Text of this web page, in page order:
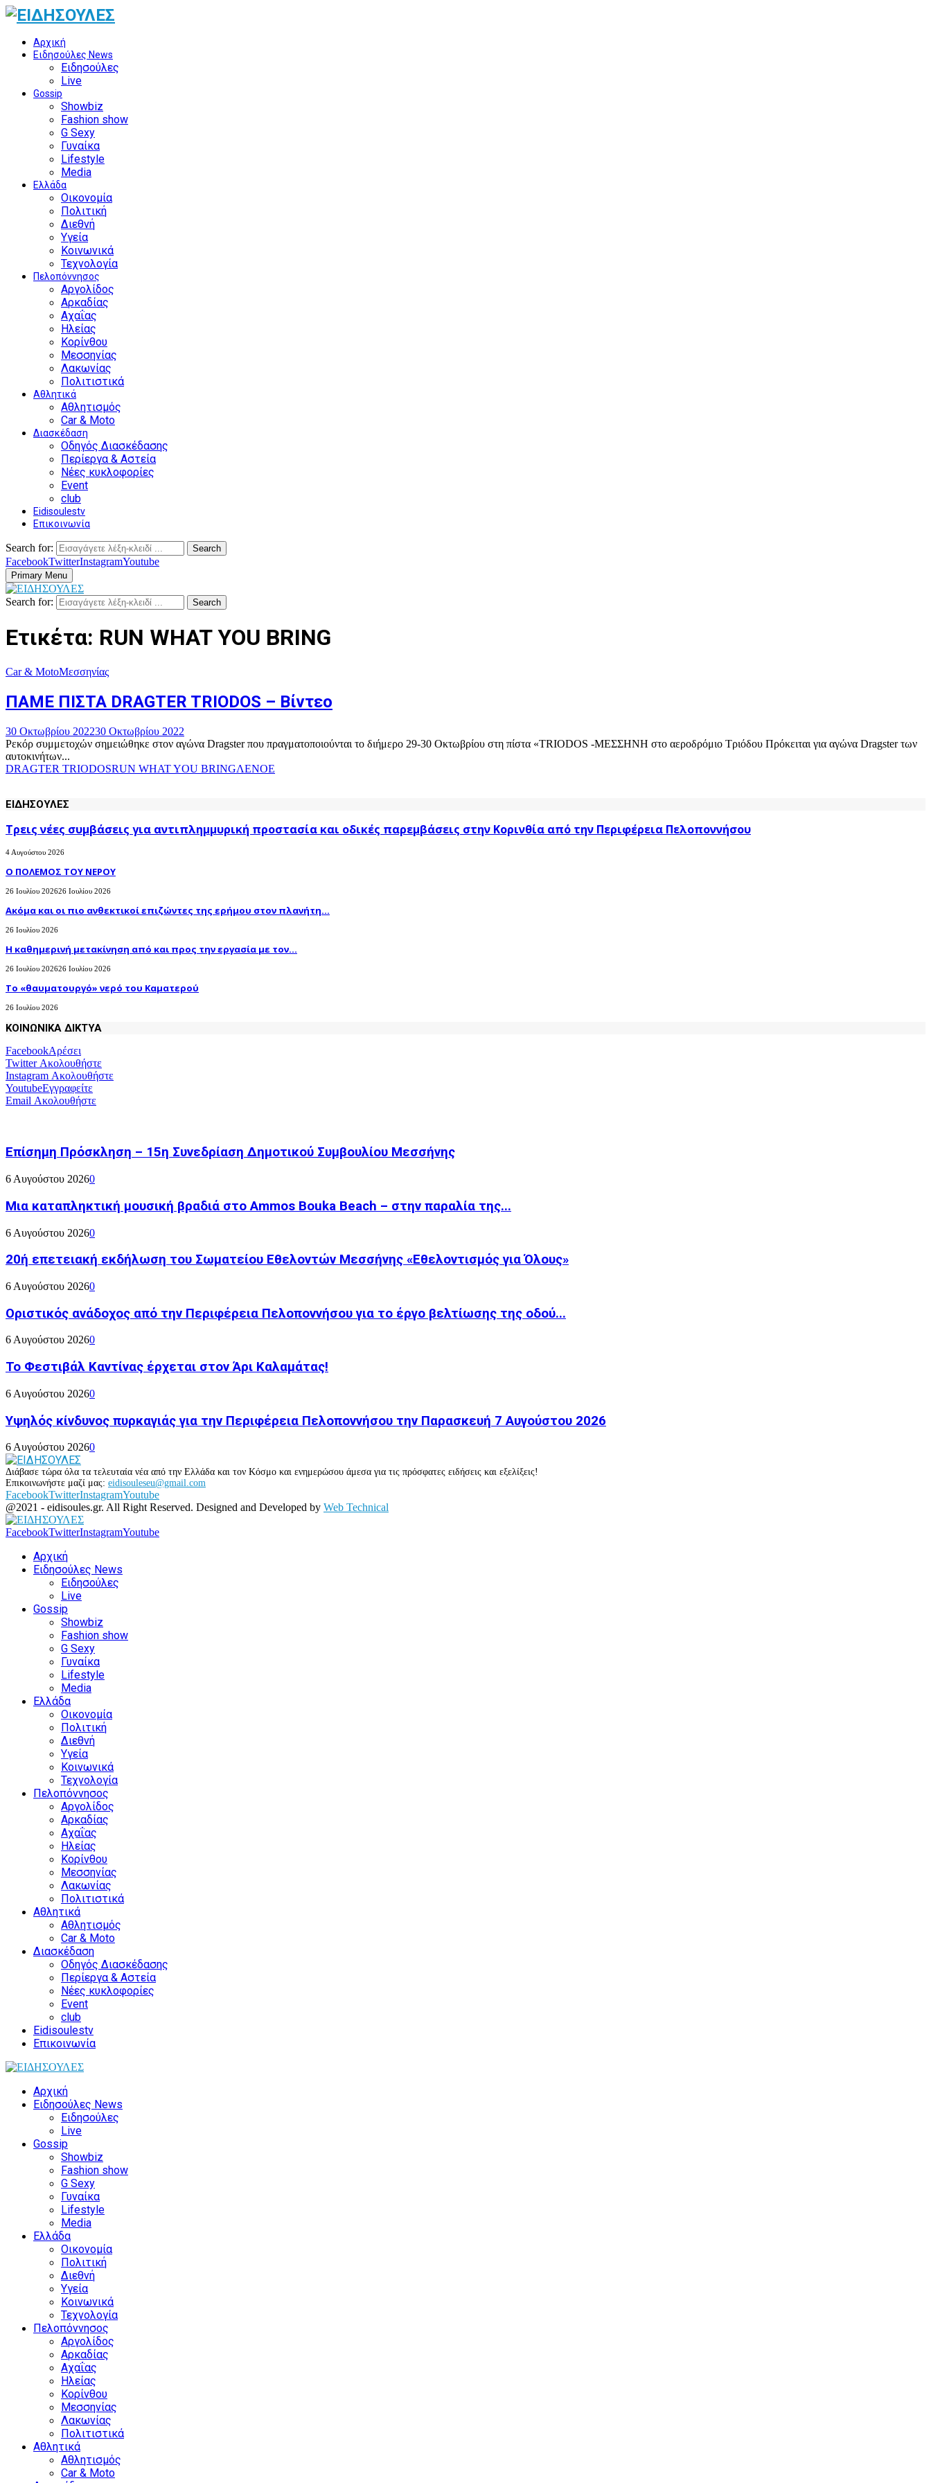
Αρχική
Ειδησούλες News
Ειδησούλες
Live
Gossip
Showbiz
Fashion show
G Sexy
Γυναίκα
Lifestyle
Media
Ελλάδα
Οικονομία
Πολιτική
Διεθνή
Υγεία
Κοινωνικά
Τεχνολογία
Πελοπόννησος
Αργολίδος
Αρκαδίας
Αχαΐας
Ηλείας
Κορίνθου
Μεσσηνίας
Λακωνίας
Πολιτιστικά
Αθλητικά
Αθλητισμός
Car & Moto
Διασκέδαση
Οδηγός Διασκέδασης
Περίεργα & Αστεία
Νέες κυκλοφορίες
Event
club
Eidisoulestv
Επικοινωνία
Search for: Search
FacebookTwitterInstagramYoutube
Primary Menu
Search for: Search
Ετικέτα: RUN WHAT YOU BRING
Car & MotoΜεσσηνίας
ΠΑΜΕ ΠΙΣΤΑ DRAGTER TRIODOS – Βίντεο
30 Οκτωβρίου 202230 Οκτωβρίου 2022
Ρεκόρ συμμετοχών σημειώθηκε στον αγώνα Dragster που πραγματοποιούνται το διήμερο 29-30 Οκτωβρίου στη πίστα «TRIODOS -ΜΕΣΣΗΝΗ στο αεροδρόμιο Τριόδου Πρόκειται για αγώνα Dragster των
αυτοκινήτων...
DRAGTER TRIODOSRUN WHAT YOU BRINGΛΕΝΟΕ
ΕΙΔΗΣΟΥΛΕΣ
Τρεις νέες συμβάσεις για αντιπλημμυρική προστασία και οδικές παρεμβάσεις στην Κορινθία από την Περιφέρεια Πελοποννήσου
4 Αυγούστου 2026
Ο ΠΟΛΕΜΟΣ ΤΟΥ ΝΕΡΟΥ
26 Ιουλίου 202626 Ιουλίου 2026
Ακόμα και οι πιο ανθεκτικοί επιζώντες της ερήμου στον πλανήτη...
26 Ιουλίου 2026
H καθημερινή μετακίνηση από και προς την εργασία με τον...
26 Ιουλίου 202626 Ιουλίου 2026
Το «θαυματουργό» νερό του Καματερού
26 Ιουλίου 2026
ΚΟΙΝΩΝΙΚΑ ΔΙΚΤΥΑ
FacebookΑρέσει
TwitterΑκολουθήστε
Instagram Ακολουθήστε
YoutubeΕγγραφείτε
Email Ακολουθήστε
Επίσημη Πρόσκληση – 15η Συνεδρίαση Δημοτικού Συμβουλίου Μεσσήνης
6 Αυγούστου 20260
Μια καταπληκτική μουσική βραδιά στο Ammos Bouka Beach – στην παραλία της...
6 Αυγούστου 20260
20ή επετειακή εκδήλωση του Σωματείου Εθελοντών Μεσσήνης «Εθελοντισμός για Όλους»
6 Αυγούστου 20260
Οριστικός ανάδοχος από την Περιφέρεια Πελοποννήσου για το έργο βελτίωσης της οδού...
6 Αυγούστου 20260
Το Φεστιβάλ Καντίνας έρχεται στον Άρι Καλαμάτας!
6 Αυγούστου 20260
Υψηλός κίνδυνος πυρκαγιάς για την Περιφέρεια Πελοποννήσου την Παρασκευή 7 Αυγούστου 2026
6 Αυγούστου 20260
Διάβασε τώρα όλα τα τελευταία νέα από την Ελλάδα και τον Κόσμο και ενημερώσου άμεσα για τις πρόσφατες ειδήσεις και εξελίξεις!
Επικοινωνήστε μαζί μας: eidisouleseu@gmail.com
FacebookTwitterInstagramYoutube
@2021 - eidisoules.gr. All Right Reserved. Designed and Developed by Web Technical
FacebookTwitterInstagramYoutube
Αρχική
Ειδησούλες News
Ειδησούλες
Live
Gossip
Showbiz
Fashion show
G Sexy
Γυναίκα
Lifestyle
Media
Ελλάδα
Οικονομία
Πολιτική
Διεθνή
Υγεία
Κοινωνικά
Τεχνολογία
Πελοπόννησος
Αργολίδος
Αρκαδίας
Αχαΐας
Ηλείας
Κορίνθου
Μεσσηνίας
Λακωνίας
Πολιτιστικά
Αθλητικά
Αθλητισμός
Car & Moto
Διασκέδαση
Οδηγός Διασκέδασης
Περίεργα & Αστεία
Νέες κυκλοφορίες
Event
club
Eidisoulestv
Επικοινωνία
Αρχική
Ειδησούλες News
Ειδησούλες
Live
Gossip
Showbiz
Fashion show
G Sexy
Γυναίκα
Lifestyle
Media
Ελλάδα
Οικονομία
Πολιτική
Διεθνή
Υγεία
Κοινωνικά
Τεχνολογία
Πελοπόννησος
Αργολίδος
Αρκαδίας
Αχαΐας
Ηλείας
Κορίνθου
Μεσσηνίας
Λακωνίας
Πολιτιστικά
Αθλητικά
Αθλητισμός
Car & Moto